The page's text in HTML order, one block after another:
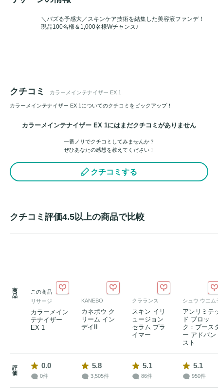
＼バズる予感大／スキンケア技術を結集した美容液ファンデ！
現品100名様＆1,000名様Wチャンス♪
クチコミ カラーメインテナイザー EX 1
カラーメインテナイザー EX 1についてのクチコミをピックアップ！
カラーメインテナイザー EX 1にはまだクチコミがありません
一番ノリでクチコミしてみませんか？
ぜひあなたの感想を教えてください！
クチコミする
クチコミ評価4.5以上の商品で比較
商
品
この商品
リサージ
カラーメイン
テナイザー
EX 1
KANEBO
カネボウ ク
リーム イン
デイII
クラランス
スキン イリ
ュージョン
セラム プラ
イマー
シュウ ウエム
アンリミテ
ド ブロッ
ク：ブース
ー アドバン
スト
評
価
0.0
0件
5.8
3,505件
5.1
86件
5.1
950件